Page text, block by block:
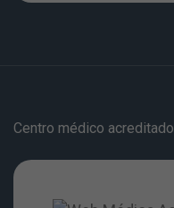
Centro médico acreditado